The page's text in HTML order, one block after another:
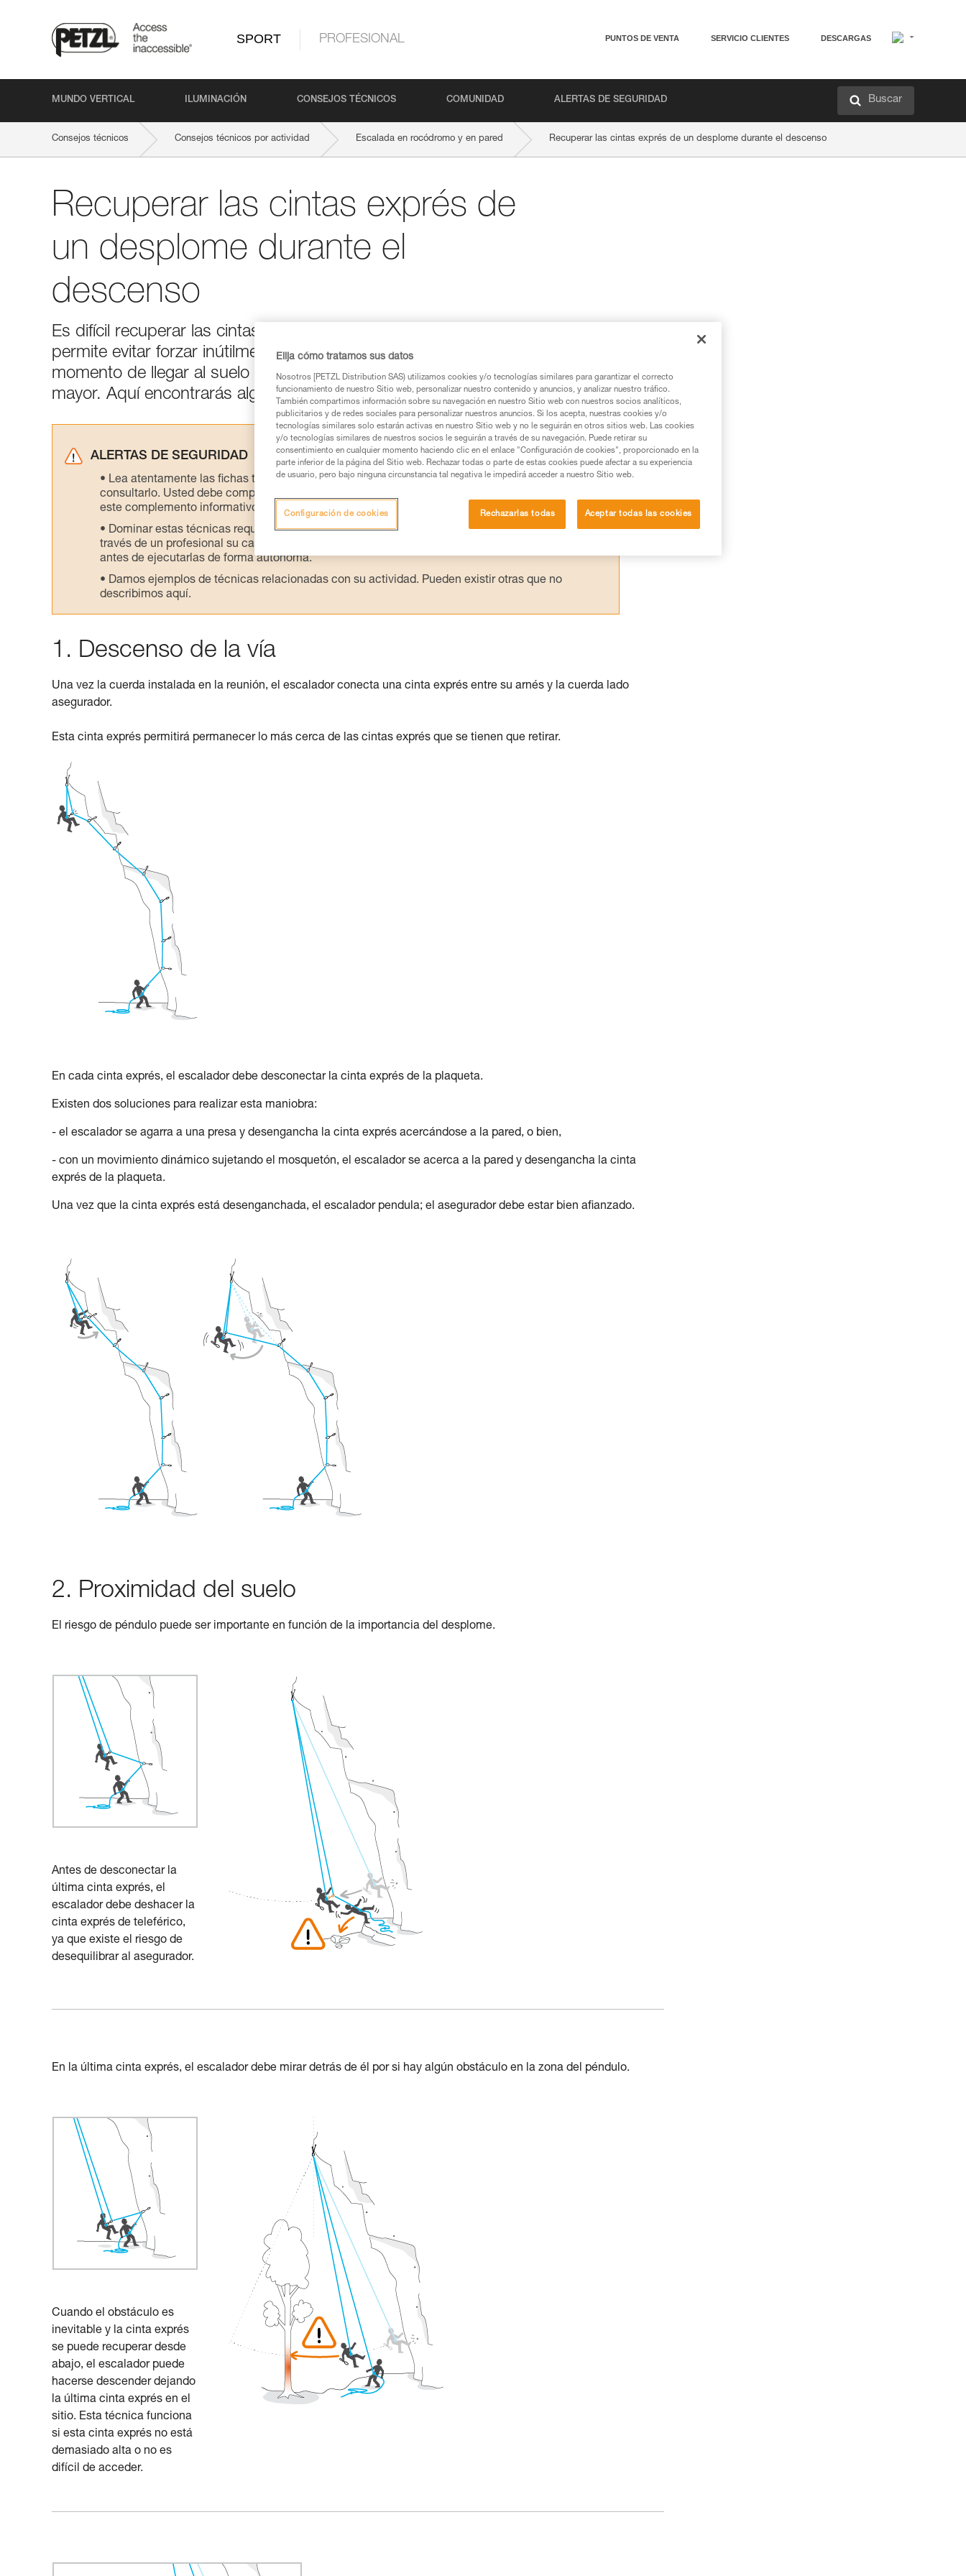
SPORT PROFESIONAL PUNTOS DE VENTA SERVICIO CLIENTES DESCARGAS
MUNDO VERTICAL ILUMINACIÓN CONSEJOS TÉCNICOS COMUNIDAD ALERTAS DE SEGURIDAD Buscar
Consejos técnicos Consejos técnicos por actividad Escalada en rocódromo y en pared Recuperar las cintas exprés de un desplome durante el descenso
Recuperar las cintas exprés de
un desplome durante el
descenso
Es difícil recuperar las cintas exprés en un desplome. La técnica del teleférico
permite evitar forzar inútilmente y pendular en cada cinta exprés. Es en el
momento de llegar al suelo cuando el riesgo de chocar contra un obstáculo es
mayor. Aquí encontrarás algunas soluciones para limitar estos riesgos.
ALERTAS DE SEGURIDAD
Lea atentamente las fichas técnicas de los productos utilizados en este consejo antes de
consultarlo. Usted debe comprender la información de la ficha técnica para poder comprender
este complemento informativo.
Dominar estas técnicas requiere una formación y un entrenamiento específico. Confirme a
través de un profesional su capacidad para ejecutar estas técnicas, solo y con total seguridad,
antes de ejecutarlas de forma autónoma.
Damos ejemplos de técnicas relacionadas con su actividad. Pueden existir otras que no
describimos aquí.
1. Descenso de la vía
Una vez la cuerda instalada en la reunión, el escalador conecta una cinta exprés entre su arnés y la cuerda lado
asegurador.
Esta cinta exprés permitirá permanecer lo más cerca de las cintas exprés que se tienen que retirar.
En cada cinta exprés, el escalador debe desconectar la cinta exprés de la plaqueta.
Existen dos soluciones para realizar esta maniobra:
- el escalador se agarra a una presa y desengancha la cinta exprés acercándose a la pared, o bien,
- con un movimiento dinámico sujetando el mosquetón, el escalador se acerca a la pared y desengancha la cinta
exprés de la plaqueta.
Una vez que la cinta exprés está desenganchada, el escalador pendula; el asegurador debe estar bien afianzado.
2. Proximidad del suelo
El riesgo de péndulo puede ser importante en función de la importancia del desplome.
Antes de desconectar la
última cinta exprés, el
escalador debe deshacer la
cinta exprés de teleférico,
ya que existe el riesgo de
desequilibrar al asegurador.
En la última cinta exprés, el escalador debe mirar detrás de él por si hay algún obstáculo en la zona del péndulo.
Cuando el obstáculo es
inevitable y la cinta exprés
se puede recuperar desde
abajo, el escalador puede
hacerse descender dejando
la última cinta exprés en el
sitio. Esta técnica funciona
si esta cinta exprés no está
demasiado alta o no es
difícil de acceder.
Elija cómo tratamos sus datos
Nosotros [PETZL Distribution SAS) utilizamos cookies y/o tecnologías similares para garantizar el correcto
funcionamiento de nuestro Sitio web, personalizar nuestro contenido y anuncios, y analizar nuestro tráfico.
También compartimos información sobre su navegación en nuestro Sitio web con nuestros socios analíticos,
publicitarios y de redes sociales para personalizar nuestros anuncios. Si los acepta, nuestras cookies y/o
tecnologías similares solo estarán activas en nuestro Sitio web y no le seguirán en otros sitios web. Las cookies
y/o tecnologías similares de nuestros socios le seguirán a través de su navegación. Puede retirar su
consentimiento en cualquier momento haciendo clic en el enlace "Configuración de cookies", proporcionado en la
parte inferior de la página del Sitio web. Rechazar todas o parte de estas cookies puede afectar a su experiencia
de usuario, pero bajo ninguna circunstancia tal negativa le impedirá acceder a nuestro Sitio web.
Rechazarlas todas Aceptar todas las cookies
Configuración de cookies